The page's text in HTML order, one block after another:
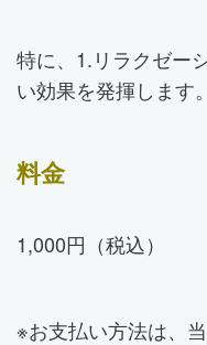
特に、1.リラクゼー
い効果を発揮します。
料金
1,000円（税込）
※お支払い方法は、